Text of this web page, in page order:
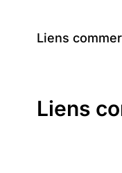
Liens
Liens